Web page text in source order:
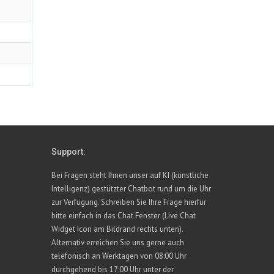
Support:
Bei Fragen steht Ihnen unser auf KI (künstliche
Intelligenz) gestützter Chatbot rund um die Uhr
zur Verfügung. Schreiben Sie Ihre Frage hierfür
bitte einfach in das Chat Fenster (Live Chat
Widget Icon am Bildrand rechts unten).
Alternativ erreichen Sie uns gerne auch
telefonisch an Werktagen von 08:00 Uhr
durchgehend bis 17:00 Uhr unter der